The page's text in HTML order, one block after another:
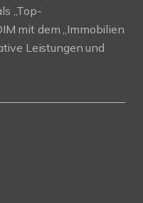
„Top-
mit dem „Immobilien
Leistungen und